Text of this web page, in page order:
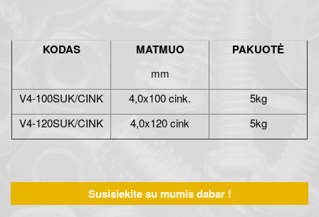
KODAS MATMUO
mm
PAKUOTĖ
V4-100SUK/CINK 4,0x100 cink.
5kg
V4-120SUK/CINK
4,0x120 cink 5kg
Susisiekite su mumis dabar !